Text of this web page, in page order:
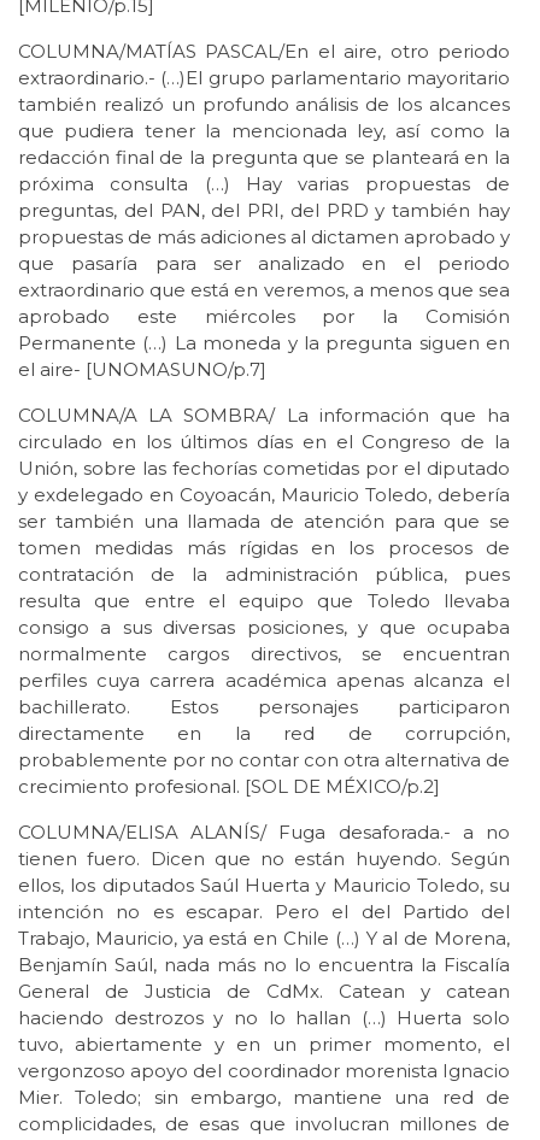
[MILENIO/p.15]
COLUMNA/MATÍAS PASCAL/En el aire, otro periodo
extraordinario.- (…)El grupo parlamentario mayoritario
también realizó un profundo análisis de los alcances
que pudiera tener la mencionada ley, así como la
redacción final de la pregunta que se planteará en la
próxima consulta (…) Hay varias propuestas de
preguntas, del PAN, del PRI, del PRD y también hay
propuestas de más adiciones al dictamen aprobado y
que pasaría para ser analizado en el periodo
extraordinario que está en veremos, a menos que sea
aprobado este miércoles por la Comisión
Permanente (…) La moneda y la pregunta siguen en
el aire- [UNOMASUNO/p.7]
COLUMNA/A LA SOMBRA/ La información que ha
circulado en los últimos días en el Congreso de la
Unión, sobre las fechorías cometidas por el diputado
y exdelegado en Coyoacán, Mauricio Toledo, debería
ser también una llamada de atención para que se
tomen medidas más rígidas en los procesos de
contratación de la administración pública, pues
resulta que entre el equipo que Toledo llevaba
consigo a sus diversas posiciones, y que ocupaba
normalmente cargos directivos, se encuentran
perfiles cuya carrera académica apenas alcanza el
bachillerato. Estos personajes participaron
directamente en la red de corrupción,
probablemente por no contar con otra alternativa de
crecimiento profesional. [SOL DE MÉXICO/p.2]
COLUMNA/ELISA ALANÍS/ Fuga desaforada.- a no
tienen fuero. Dicen que no están huyendo. Según
ellos, los diputados Saúl Huerta y Mauricio Toledo, su
intención no es escapar. Pero el del Partido del
Trabajo, Mauricio, ya está en Chile (…) Y al de Morena,
Benjamín Saúl, nada más no lo encuentra la Fiscalía
General de Justicia de CdMx. Catean y catean
haciendo destrozos y no lo hallan (…) Huerta solo
tuvo, abiertamente y en un primer momento, el
vergonzoso apoyo del coordinador morenista Ignacio
Mier. Toledo; sin embargo, mantiene una red de
complicidades, de esas que involucran millones de